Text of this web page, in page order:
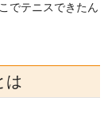
でテニスできたん
は